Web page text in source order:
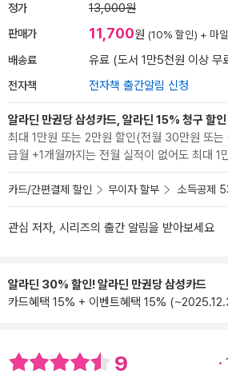
정가 13,000원
판매가 11,700원 (10% 할인) + 마
배송료 유료 (도서 1만5천원 이상 무
전자책 전자책 출간알림 신청
알라딘 만권당 삼성카드, 알라딘 15% 청구 할인
최대 1만원 또는 2만원 할인(전월 30만원 또
급월 +1개월까지는 전월 실적이 없어도 최대 1
카드/간편결제 할인 무이자 할부 소득공제
관심 저자, 시리즈의 출간 알림을 받아보세요
알라딘 30% 할인! 알라딘 만권당 삼성카드
카드혜택 15% + 이벤트혜택 15%
9